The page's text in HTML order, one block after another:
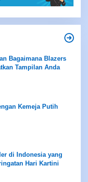
Bagaimana Blazers
Tampilan Anda
Kemeja Putih
di Indonesia yang
Hari Kartini